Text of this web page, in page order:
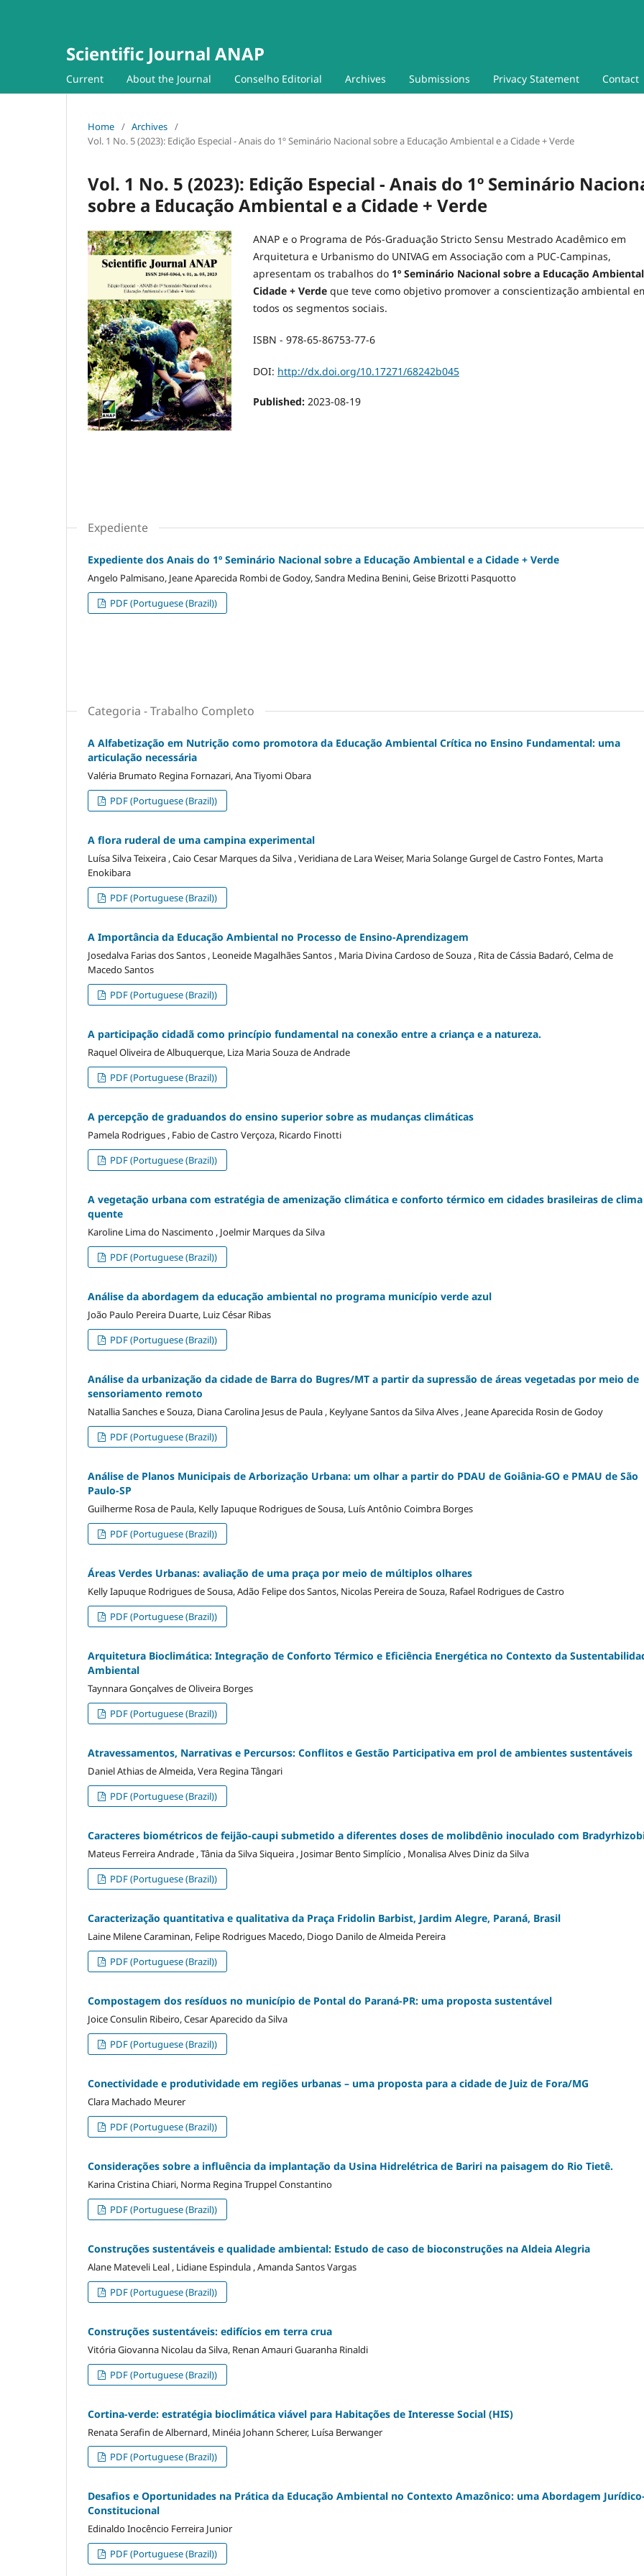
Scientific Journal ANAP
Current About the Journal Conselho Editorial Archives Submissions Privacy Statement Contact
Home / Archives /
Vol. 1 No. 5 (2023): Edição Especial - Anais do 1º Seminário Nacional sobre a Educação Ambiental e a Cidade + Verde
Vol. 1 No. 5 (2023): Edição Especial - Anais do 1º Seminário
sobre a Educação Ambiental e a Cidade + Verde
ANAP e o Programa de Pós-Graduação Stricto Sensu Mestrado Acadêmico em
Arquitetura e Urbanismo do UNIVAG em Associação com a PUC-Campinas,
apresentam os trabalhos do 1º Seminário Nacional sobre a Educação
Cidade + Verde que teve como objetivo promover a conscientização ambiental
todos os segmentos sociais.
ISBN - 978-65-86753-77-6
DOI: http://dx.doi.org/10.17271/68242b045
Published: 2023-08-19
Expediente
Expediente dos Anais do 1º Seminário Nacional sobre a Educação Ambiental e a Cidade + Verde
Angelo Palmisano, Jeane Aparecida Rombi de Godoy, Sandra Medina Benini, Geise Brizotti Pasquotto
PDF (Portuguese (Brazil))
Categoria - Trabalho Completo
A Alfabetização em Nutrição como promotora da Educação Ambiental Crítica no Ensino Fundamental: uma
articulação necessária
Valéria Brumato Regina Fornazari, Ana Tiyomi Obara
PDF (Portuguese (Brazil))
A flora ruderal de uma campina experimental
Luísa Silva Teixeira , Caio Cesar Marques da Silva , Veridiana de Lara Weiser, Maria Solange Gurgel de Castro Fontes, Marta
Enokibara
PDF (Portuguese (Brazil))
A Importância da Educação Ambiental no Processo de Ensino-Aprendizagem
Josedalva Farias dos Santos , Leoneide Magalhães Santos , Maria Divina Cardoso de Souza , Rita de Cássia Badaró, Celma de
Macedo Santos
PDF (Portuguese (Brazil))
A participação cidadã como princípio fundamental na conexão entre a criança e a natureza.
Raquel Oliveira de Albuquerque, Liza Maria Souza de Andrade
PDF (Portuguese (Brazil))
A percepção de graduandos do ensino superior sobre as mudanças climáticas
Pamela Rodrigues , Fabio de Castro Verçoza, Ricardo Finotti
PDF (Portuguese (Brazil))
A vegetação urbana com estratégia de amenização climática e conforto térmico em cidades brasileiras de clima
quente
Karoline Lima do Nascimento , Joelmir Marques da Silva
PDF (Portuguese (Brazil))
Análise da abordagem da educação ambiental no programa município verde azul
João Paulo Pereira Duarte, Luiz César Ribas
PDF (Portuguese (Brazil))
Análise da urbanização da cidade de Barra do Bugres/MT a partir da supressão de áreas vegetadas por meio de
sensoriamento remoto
Natallia Sanches e Souza, Diana Carolina Jesus de Paula , Keylyane Santos da Silva Alves , Jeane Aparecida Rosin de Godoy
PDF (Portuguese (Brazil))
Análise de Planos Municipais de Arborização Urbana: um olhar a partir do PDAU de Goiânia-GO e PMAU de São
Paulo-SP
Guilherme Rosa de Paula, Kelly Iapuque Rodrigues de Sousa, Luís Antônio Coimbra Borges
PDF (Portuguese (Brazil))
Áreas Verdes Urbanas: avaliação de uma praça por meio de múltiplos olhares
Kelly Iapuque Rodrigues de Sousa, Adão Felipe dos Santos, Nicolas Pereira de Souza, Rafael Rodrigues de Castro
PDF (Portuguese (Brazil))
Arquitetura Bioclimática: Integração de Conforto Térmico e Eficiência Energética no Contexto da
Ambiental
Taynnara Gonçalves de Oliveira Borges
PDF (Portuguese (Brazil))
Atravessamentos, Narrativas e Percursos: Conflitos e Gestão Participativa em prol de ambientes sustentáveis
Daniel Athias de Almeida, Vera Regina Tângari
PDF (Portuguese (Brazil))
Caracteres biométricos de feijão-caupi submetido a diferentes doses de molibdênio inoculado com
Mateus Ferreira Andrade , Tânia da Silva Siqueira , Josimar Bento Simplício , Monalisa Alves Diniz da Silva
PDF (Portuguese (Brazil))
Caracterização quantitativa e qualitativa da Praça Fridolin Barbist, Jardim Alegre, Paraná, Brasil
Laine Milene Caraminan, Felipe Rodrigues Macedo, Diogo Danilo de Almeida Pereira
PDF (Portuguese (Brazil))
Compostagem dos resíduos no município de Pontal do Paraná-PR: uma proposta sustentável
Joice Consulin Ribeiro, Cesar Aparecido da Silva
PDF (Portuguese (Brazil))
Conectividade e produtividade em regiões urbanas – uma proposta para a cidade de Juiz de Fora/MG
Clara Machado Meurer
PDF (Portuguese (Brazil))
Considerações sobre a influência da implantação da Usina Hidrelétrica de Bariri na paisagem do Rio Tietê.
Karina Cristina Chiari, Norma Regina Truppel Constantino
PDF (Portuguese (Brazil))
Construções sustentáveis e qualidade ambiental: Estudo de caso de bioconstruções na Aldeia Alegria
Alane Mateveli Leal , Lidiane Espindula , Amanda Santos Vargas
PDF (Portuguese (Brazil))
Construções sustentáveis: edifícios em terra crua
Vitória Giovanna Nicolau da Silva, Renan Amauri Guaranha Rinaldi
PDF (Portuguese (Brazil))
Cortina-verde: estratégia bioclimática viável para Habitações de Interesse Social (HIS)
Renata Serafin de Albernard, Minéia Johann Scherer, Luísa Berwanger
PDF (Portuguese (Brazil))
Desafios e Oportunidades na Prática da Educação Ambiental no Contexto Amazônico: uma Abordagem
Constitucional
Edinaldo Inocêncio Ferreira Junior
PDF (Portuguese (Brazil))